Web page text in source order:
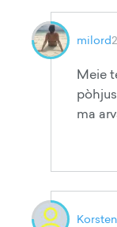
milord
Meie
ma
Korsten